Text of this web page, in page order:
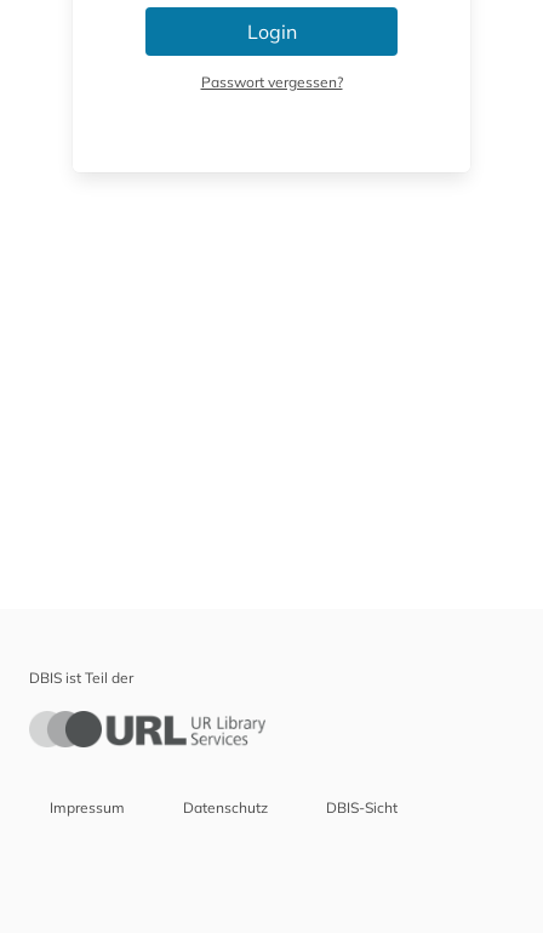
Login
Passwort vergessen?
DBIS ist Teil der
Impressum Datenschutz DBIS-Sicht